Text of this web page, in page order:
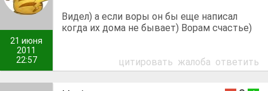
21 июня
2011
22:57
Видел) а если воры он бы еще написал
когда их дома не бывает) Ворам счастье)
цитировать жалоба ответить